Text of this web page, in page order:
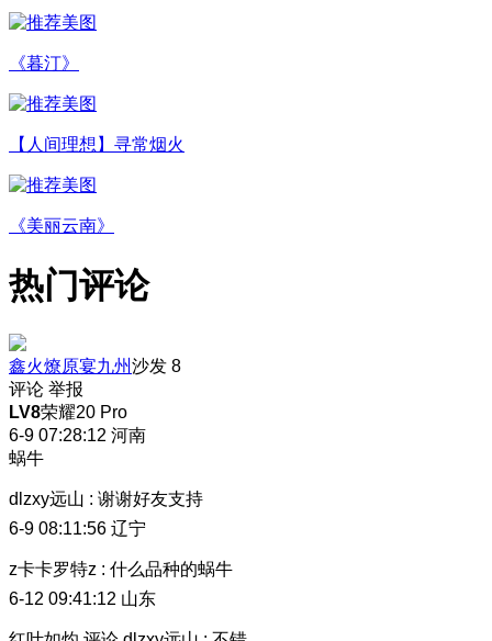
《暮汀》
【人间理想】寻常烟火
《美丽云南》
热门评论
鑫火燎原宴九州沙发 8
评论 举报
LV8荣耀20 Pro
6-9 07:28:12 河南
蜗牛
dlzxy远山 : 谢谢好友支持
6-9 08:11:56 辽宁
z卡卡罗特z : 什么品种的蜗牛
6-12 09:41:12 山东